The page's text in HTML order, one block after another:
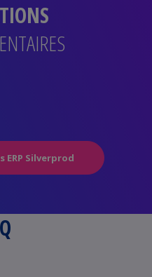
Silverprod